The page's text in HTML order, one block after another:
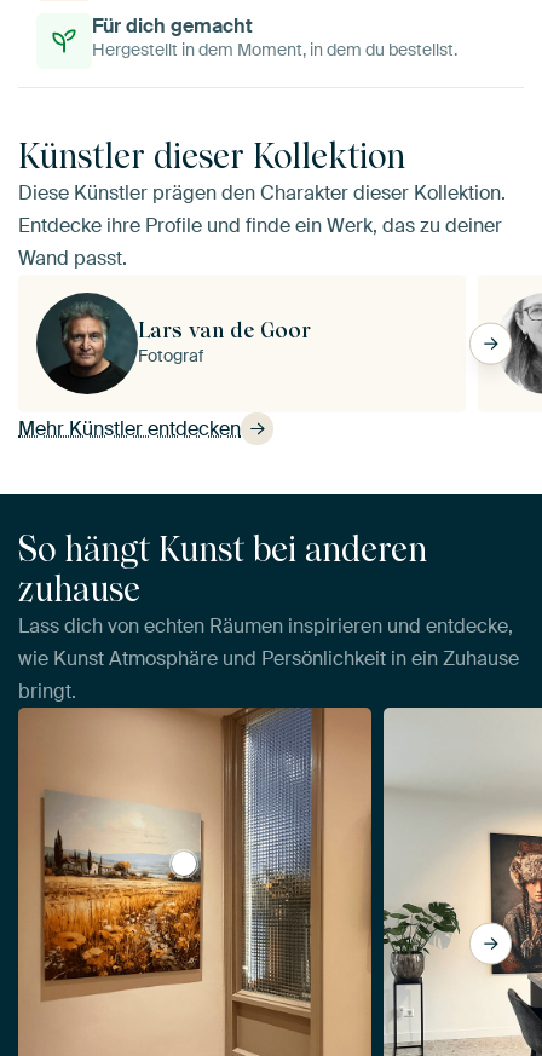
Für dich gemacht
Hergestellt in dem Moment, in dem du bestellst.
Künstler dieser Kollektion
Diese Künstler prägen den Charakter dieser Kollektion.
Entdecke ihre Profile und finde ein Werk, das zu deiner
Wand passt.
Mehr Künstler entdecken
Lars van de Goor
Fotograf
So hängt Kunst bei anderen
zuhause
Lass dich von echten Räumen inspirieren und entdecke,
wie Kunst Atmosphäre und Persönlichkeit in ein Zuhause
bringt.
View Toskana von Imagine